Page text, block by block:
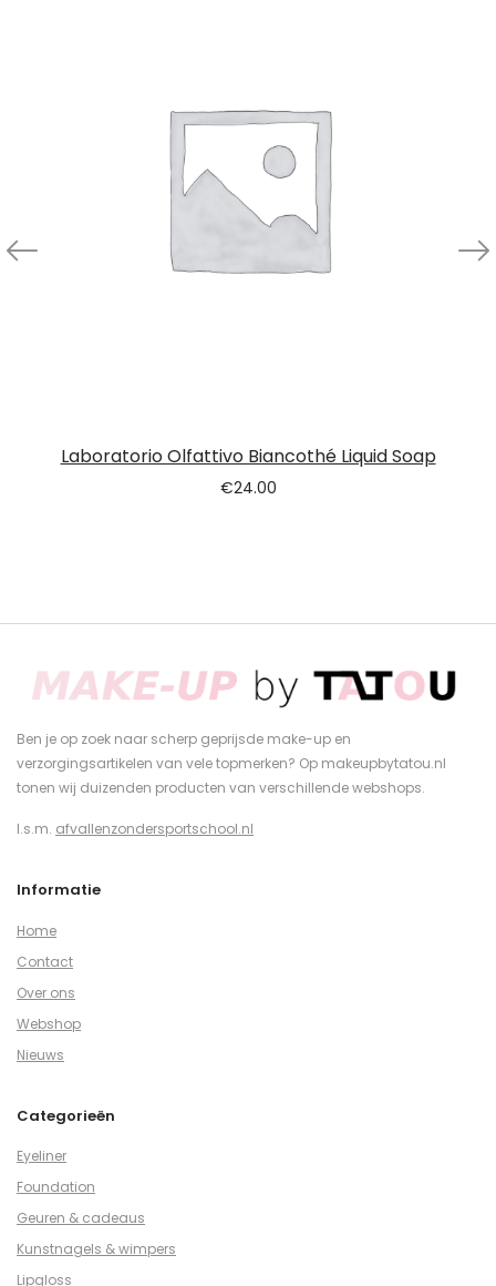
Laboratorio Olfattivo Biancothé Liquid Soap
€24.00
Ben je op zoek naar scherp geprijsde make-up en
verzorgingsartikelen van vele topmerken? Op makeupbytatou.nl
tonen wij duizenden producten van verschillende webshops.
I.s.m. afvallenzondersportschool.nl
Informatie
Home
Contact
Over ons
Webshop
Nieuws
Categorieën
Eyeliner
Foundation
Geuren & cadeaus
Kunstnagels & wimpers
Lipgloss